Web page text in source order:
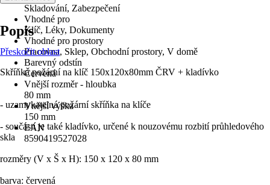
Skladování, Zabezpečení
Vhodné pro
Klíč, Léky, Dokumenty
Vhodné pro prostory
Pracovna, Sklep, Obchodní prostory, V domě
Barevný odstín
Červená
Vnější rozměr - hloubka
80 mm
Vnější výška
150 mm
EAN
8590419527028
Popis
Přeskočit oblast
Skříňka požární na klíč 150x120x80mm ČRV + kladívko
- uzamykatelná požární skříňka na klíče
- součástí je také kladívko, určené k nouzovému rozbití průhledového
skla
rozměry (V x Š x H): 150 x 120 x 80 mm
barva: červená